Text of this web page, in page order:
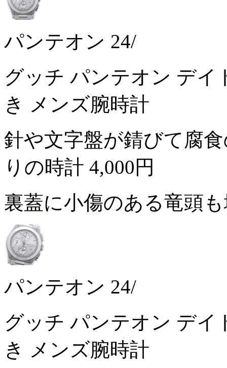
パンテオン 24/
グッチ パンテオン デイ
き メンズ腕時計
針や文字盤が錆びて腐
りの時計 4,000円
裏蓋に小傷のある竜頭
パンテオン 24/
グッチ パンテオン デイ
き メンズ腕時計